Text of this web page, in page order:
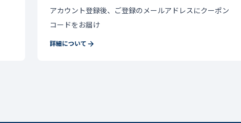
アカウント登録後、ご登録のメールアドレスにクーポン
コードをお届け
詳細について